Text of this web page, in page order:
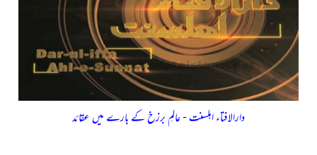
دارالافتاء اہلسنت - عالمِ برزخ کے بارے میں عقائد